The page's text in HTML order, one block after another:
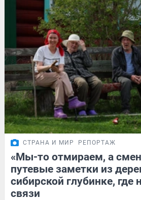
СТРАНА И МИР РЕПОРТАЖ
«Мы-то отмираем, а
путевые заметки из
сибирской глубинке, где
связи